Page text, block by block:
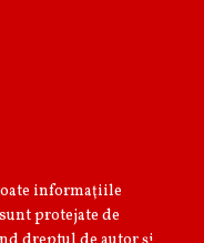
informaţiile
protejate de